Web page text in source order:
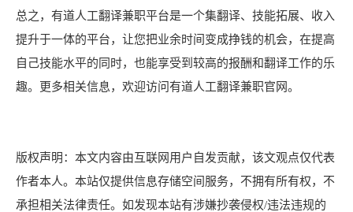
总之，有道人工翻译兼职平台是一个集翻译、技能拓展、收入
提升于一体的平台，让您把业余时间变成挣钱的机会，在提高
自己技能水平的同时，也能享受到较高的报酬和翻译工作的乐
趣。更多相关信息，欢迎访问有道人工翻译兼职官网。
版权声明：本文内容由互联网用户自发贡献，该文观点仅代表
作者本人。本站仅提供信息存储空间服务，不拥有所有权，不
承担相关法律责任。如发现本站有涉嫌抄袭侵权/违法违规的